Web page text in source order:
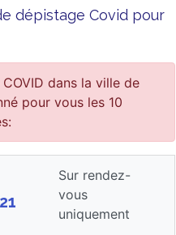
dépistage Covid pour
dans la ville de
pour vous les 10
Sur rendez-
vous
uniquement